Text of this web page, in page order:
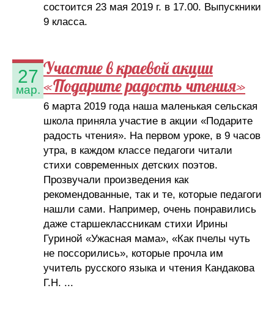
состоится 23 мая 2019 г. в 17.00. Выпускники
9 класса.
27
мар.
Участие в краевой акции
«Подарите радость чтения»
6 марта 2019 года наша маленькая сельская
школа приняла участие в акции «Подарите
радость чтения». На первом уроке, в 9 часов
утра, в каждом классе педагоги читали
стихи современных детских поэтов.
Прозвучали произведения как
рекомендованные, так и те, которые педагоги
нашли сами. Например, очень понравились
даже старшеклассникам стихи Ирины
Гуриной «Ужасная мама», «Как пчелы чуть
не поссорились», которые прочла им
учитель русского языка и чтения Кандакова
Г.Н. ...